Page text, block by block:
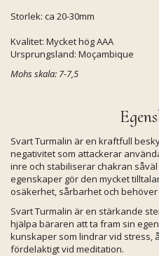
Storlek: ca 20-30mm
Kvalitet: Mycket hög AAA
Ursprungsland: Moçambique
Mohs skala: 7-7,5
Svart Turmalin är en kraftfull
negativitet som attackerar
inre och stabiliserar chakran
egenskaper gör den mycket
osäkerhet, sårbarhet och
Svart Turmalin är en stärkande
hjälpa bäraren att ta fram sin
kunskaper som lindrar vid stress,
fördelaktigt vid meditation.